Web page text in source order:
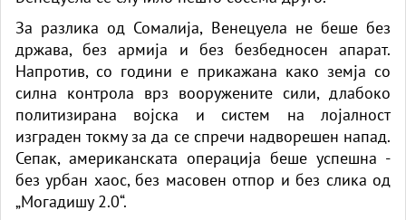
За разлика од Сомалија, Венецуела не беше без
држава, без армија и без безбедносен апарат.
Напротив, со години е прикажана како земја со
силна контрола врз вооружените сили, длабоко
политизирана војска и систем на лојалност
изграден токму за да се спречи надворешен напад.
Сепак, американската операција беше успешна -
без урбан хаос, без масовен отпор и без слика од
„Могадишу 2.0“.